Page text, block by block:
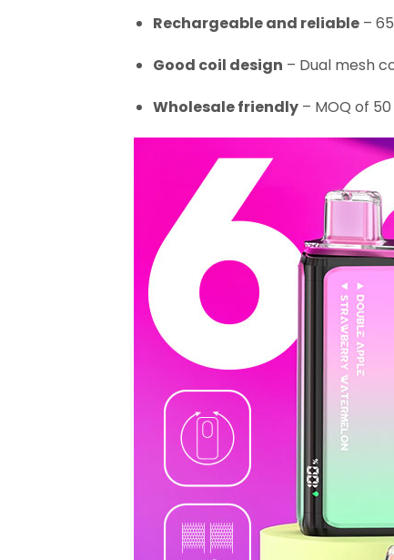
Rechargeable and reliable–
Good coil design – Dual mesh
Wholesale friendly– MOQ of